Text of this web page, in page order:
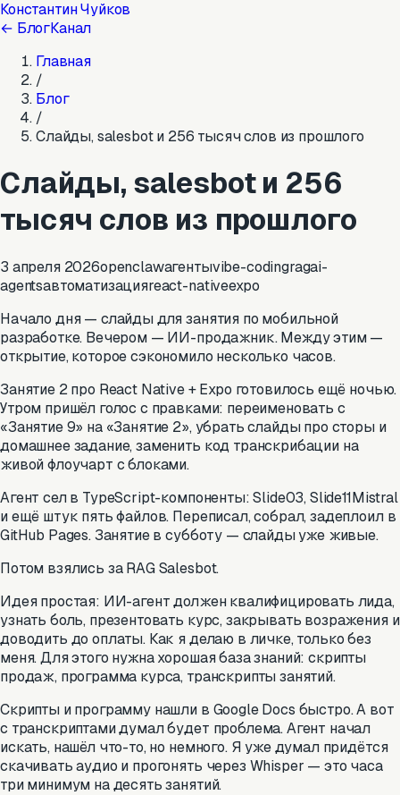
Константин Чуйков
← БлогКанал
Главная
/
Блог
/
Слайды, salesbot и 256 тысяч слов из прошлого
Слайды, salesbot и 256
тысяч слов из прошлого
3 апреля 2026openclawагентыvibe-codingragai-
agentsавтоматизацияreact-nativeexpo
Начало дня — слайды для занятия по мобильной
разработке. Вечером — ИИ-продажник. Между этим —
открытие, которое сэкономило несколько часов.
Занятие 2 про React Native + Expo готовилось ещё ночью.
Утром пришёл голос с правками: переименовать с
«Занятие 9» на «Занятие 2», убрать слайды про сторы и
домашнее задание, заменить код транскрибации на
живой флоучарт с блоками.
Агент сел в TypeScript-компоненты: Slide03, Slide11Mistral
и ещё штук пять файлов. Переписал, собрал, задеплоил в
GitHub Pages. Занятие в субботу — слайды уже живые.
Потом взялись за RAG Salesbot.
Идея простая: ИИ-агент должен квалифицировать лида,
узнать боль, презентовать курс, закрывать возражения и
доводить до оплаты. Как я делаю в личке, только без
меня. Для этого нужна хорошая база знаний: скрипты
продаж, программа курса, транскрипты занятий.
Скрипты и программу нашли в Google Docs быстро. А вот
с транскриптами думал будет проблема. Агент начал
искать, нашёл что-то, но немного. Я уже думал придётся
скачивать аудио и прогонять через Whisper — это часа
три минимум на десять занятий.